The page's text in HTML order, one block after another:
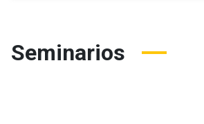
Seminarios